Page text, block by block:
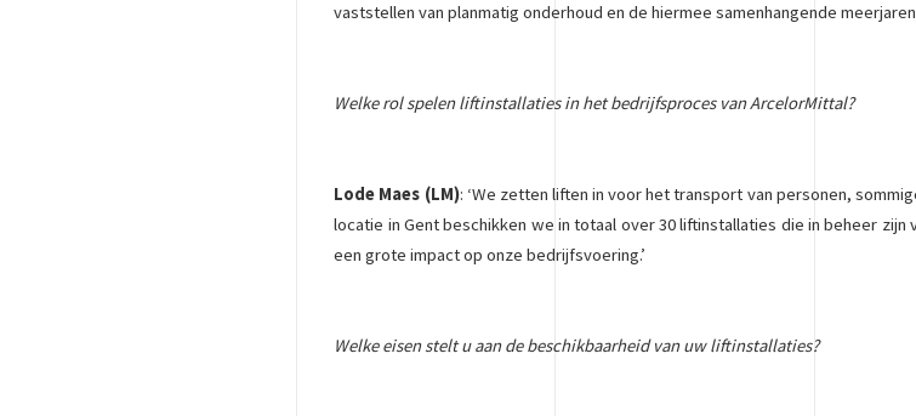
vaststellen van planmatig onderhoud en de hiermee samenhangende
Welke rol spelen liftinstallaties in het bedrijfsproces van ArcelorMittal?
Lode Maes (LM): ‘We zetten liften in voor het transport van personen,
locatie in Gent beschikken we in totaal over 30 liftinstallaties die in beheer
een grote impact op onze bedrijfsvoering.’
Welke eisen stelt u aan de beschikbaarheid van uw liftinstallaties?